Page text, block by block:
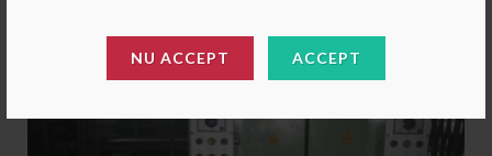
NU ACCEPT ACCEPT